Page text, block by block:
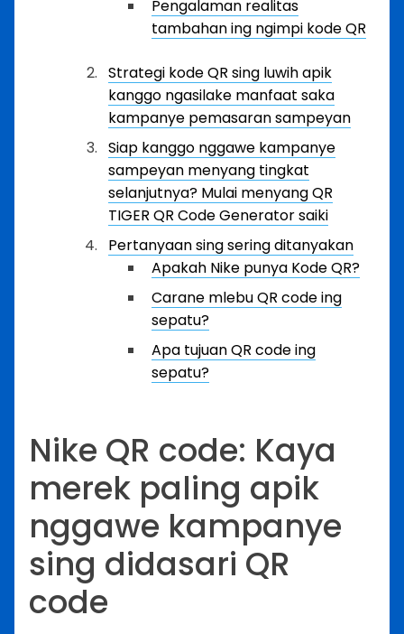
Pengalaman realitas
tambahan ing ngimpi kode QR
Strategi kode QR sing luwih apik
kanggo ngasilake manfaat saka
kampanye pemasaran sampeyan
Siap kanggo nggawe kampanye
sampeyan menyang tingkat
selanjutnya? Mulai menyang QR
TIGER QR Code Generator saiki
Pertanyaan sing sering ditanyakan
Apakah Nike punya Kode QR?
Carane mlebu QR code ing
sepatu?
Apa tujuan QR code ing
sepatu?
Nike QR code: Kaya
merek paling apik
nggawe kampanye
sing didasari QR
code